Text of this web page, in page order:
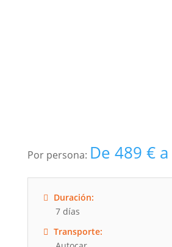
De 489 €a
Duración:
7 días
Transporte: